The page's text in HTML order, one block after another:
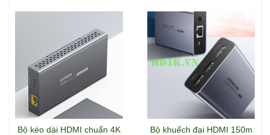
Bộ kéo dài HDMI chuẩn 4K
Bộ khuếch đại HDMI 150m